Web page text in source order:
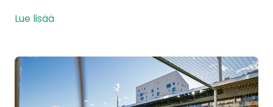
Lue lisää